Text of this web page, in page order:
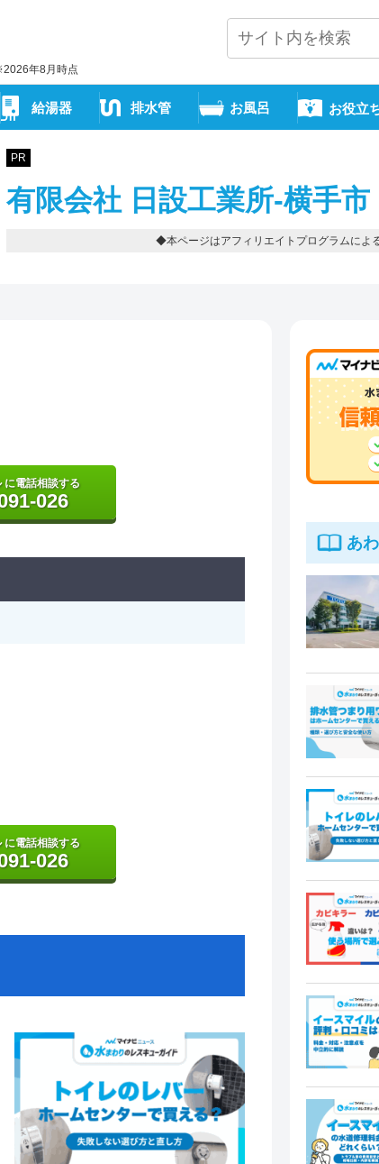
年8月時点
給湯器 排水管 お風呂 お役立
PR
有限会社 日設工業所-横手市
◆本ページはアフィリエイトプログラムによ
に電話相談する
026
に電話相談する
026
あ